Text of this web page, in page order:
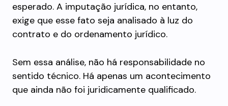
esperado. A imputação jurídica, no entanto,
exige que esse fato seja analisado à luz do
contrato e do ordenamento jurídico.
Sem essa análise, não há responsabilidade no
sentido técnico. Há apenas um acontecimento
que ainda não foi juridicamente qualificado.